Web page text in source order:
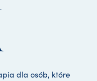
dla osób, które